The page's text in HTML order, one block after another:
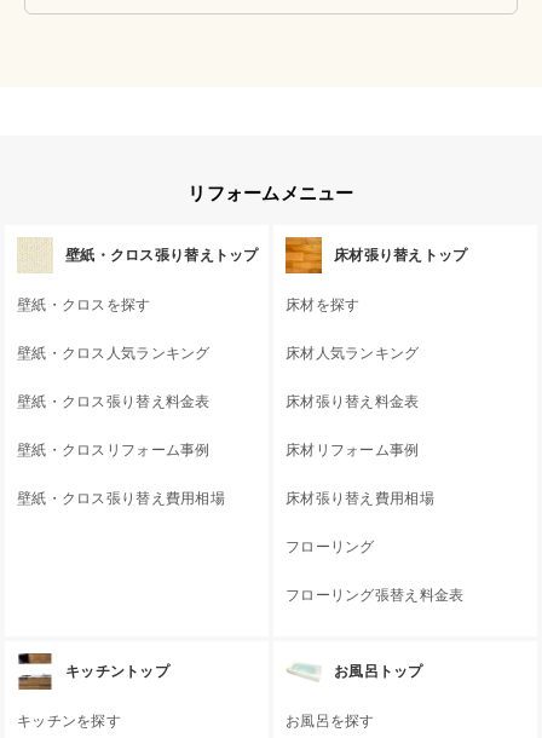
リフォームメニュー
壁紙・クロス張り替えトップ
壁紙・クロスを探す
壁紙・クロス人気ランキング
壁紙・クロス張り替え料金表
壁紙・クロスリフォーム事例
壁紙・クロス張り替え費用相場
床材張り替えトップ
床材を探す
床材人気ランキング
床材張り替え料金表
床材リフォーム事例
床材張り替え費用相場
フローリング
フローリング張替え料金表
キッチントップ
キッチンを探す
お風呂トップ
お風呂を探す